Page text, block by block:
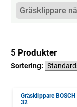
Gräsklippare
5 Produkter
Sortering:
Gräsklippare
32